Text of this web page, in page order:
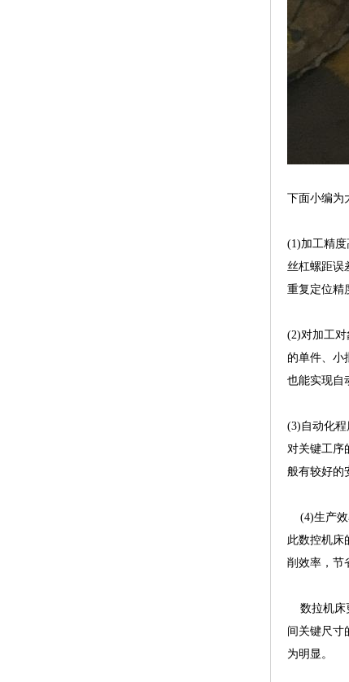
下面小编为
(1)加工精
丝杠螺距误
重复定位精
(2)对加工
的单件、小
也能实现自
(3)自动化
对关键工序
般有较好的
(4)生产效
此数控机床
削效率，节
数拉机床
间关键尺寸
为明显。